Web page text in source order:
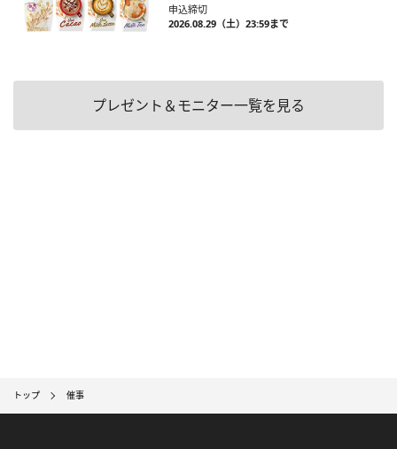
申込締切
2026.08.29（土）23:59まで
プレゼント＆モニター一覧を見る
トップ 催事